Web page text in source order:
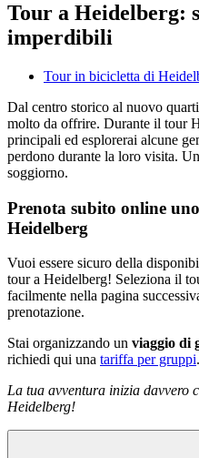
Tour a Heidelberg:
imperdibili
Tour in bicicletta di
Dal centro storico al nuovo
molto da offrire. Durante il tour
principali ed esplorerai alcune
perdono durante la loro visita.
soggiorno.
Prenota subito online
Heidelberg
Vuoi essere sicuro della
tour a Heidelberg! Seleziona il
facilmente nella pagina
prenotazione.
Stai organizzando un viaggio di
richiedi qui una tariffa per gruppi.
La tua avventura inizia davvero
Heidelberg!